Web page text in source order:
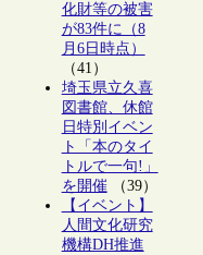
化財等の被害
が83件に（8
月6日時点）
（41）
埼玉県立久喜
図書館、休館
日特別イベン
ト「本のタイ
トルで一句!」
を開催（39）
【イベント】
人間文化研究
機構DH推進